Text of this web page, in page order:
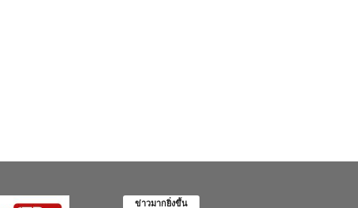
ข่าวมากยิ่งขึ้น